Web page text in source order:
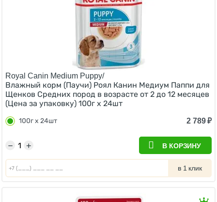
Royal Canin Medium Puppy/
Влажный корм (Паучи) Роял Канин Медиум Паппи для
Щенков Средних пород в возрасте от 2 до 12 месяцев
(Цена за упаковку) 100г х 24шт
100г х 24шт 2 789₽
+
− В КОРЗИНУ
в 1 клик